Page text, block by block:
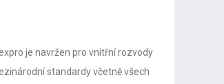
je navržen pro vnitřní rozvody
standardy včetně všech